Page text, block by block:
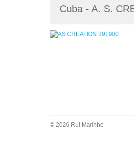
Cuba - A. S.
© 2026 Rui Marinho